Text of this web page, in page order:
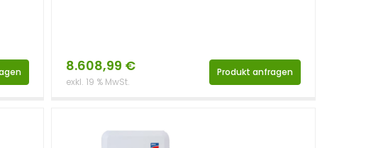
8.608,99 €
exkl. 19 % MwSt.
Produkt anfragen